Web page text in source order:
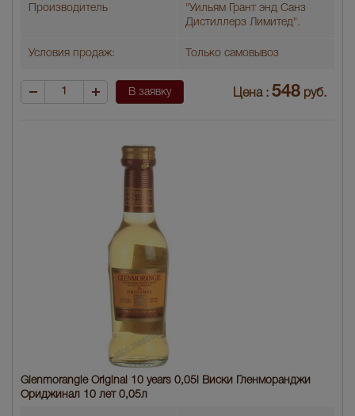
Производитель
"Уильям Грант энд Санз
Дистиллерз Лимитед".
Условия продаж: Только самовывоз
В заявку Цена : 548 руб.
Glenmorangie Original 10 years 0,05l Виски Гленморанджи
Ориджинал 10 лет 0,05л